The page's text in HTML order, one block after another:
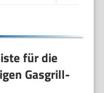
für die
Gasgrill-